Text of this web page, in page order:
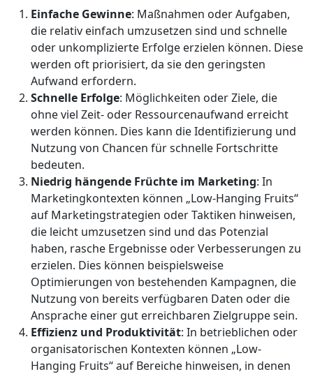
Einfache Gewinne: Maßnahmen oder Aufgaben,
die relativ einfach umzusetzen sind und schnelle
oder unkomplizierte Erfolge erzielen können. Diese
werden oft priorisiert, da sie den geringsten
Aufwand erfordern.
Schnelle Erfolge: Möglichkeiten oder Ziele, die
ohne viel Zeit- oder Ressourcenaufwand erreicht
werden können. Dies kann die Identifizierung und
Nutzung von Chancen für schnelle Fortschritte
bedeuten.
Niedrig hängende Früchte im Marketing: In
Marketingkontexten können „Low-Hanging Fruits“
auf Marketingstrategien oder Taktiken hinweisen,
die leicht umzusetzen sind und das Potenzial
haben, rasche Ergebnisse oder Verbesserungen zu
erzielen. Dies können beispielsweise
Optimierungen von bestehenden Kampagnen, die
Nutzung von bereits verfügbaren Daten oder die
Ansprache einer gut erreichbaren Zielgruppe sein.
Effizienz und Produktivität: In betrieblichen oder
organisatorischen Kontexten können „Low-
Hanging Fruits“ auf Bereiche hinweisen, in denen